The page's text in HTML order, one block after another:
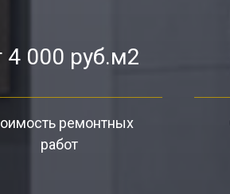
4 000 руб.м2
ремонтных
работ